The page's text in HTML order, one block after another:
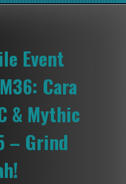
Event
Cara
& Mythic
– Grind